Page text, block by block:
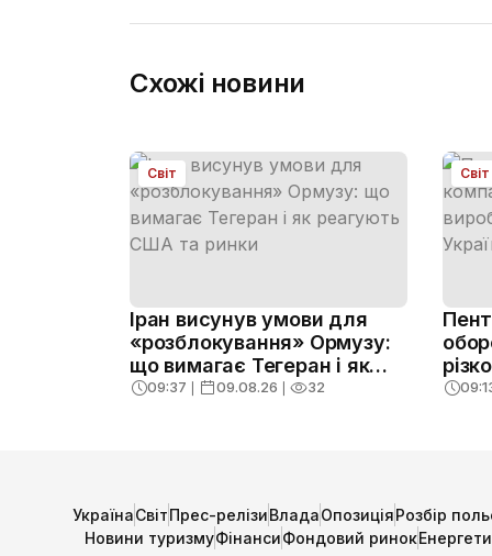
Схожі новини
Світ
Іран висунув умови для
«розблокування» Ормузу:
що вимагає Тегеран і як
реагують США та ринки
09:37 ❘ 09.08.26 ❘ 32
Світ
УкраїнаСвітПрес-релізиВладаОпозиціяРозбір
Новини туризмуФінансиФондовий ринок